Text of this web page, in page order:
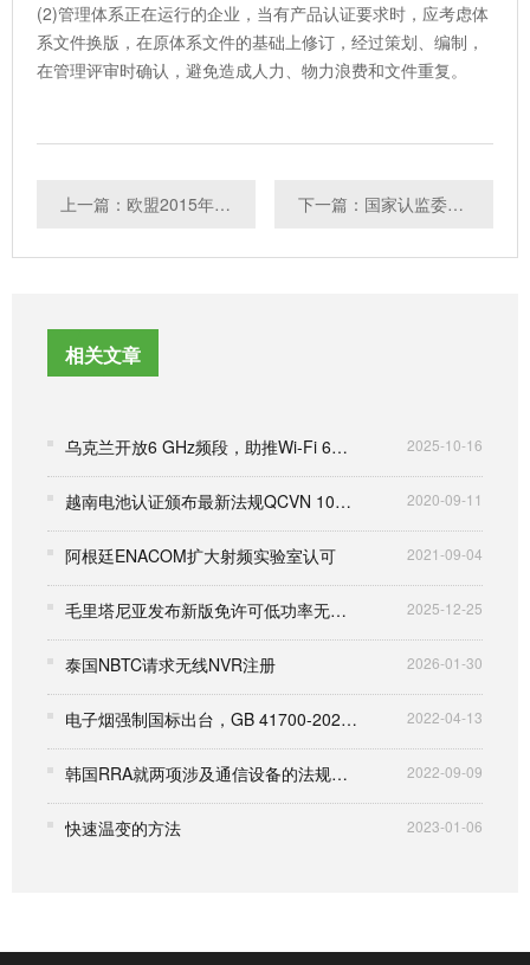
(2)管理体系正在运行的企业，当有产品认证要求时，应考虑体
系文件换版，在原体系文件的基础上修订，经过策划、编制，
在管理评审时确认，避免造成人力、物力浪费和文件重复。
上一篇：欧盟2015年12月21日起对玩具中阻燃剂及双酚A实施更严格限制 下一篇：国家认监委关于转换器和延长线插座产品强制性产品认证要求的公告
相关文章
乌克兰开放6 GHz频段，助推Wi-Fi 6E/7发展 2025-10-16
越南电池认证颁布最新法规QCVN 101:2020/BTTTT 2020-09-11
阿根廷ENACOM扩大射频实验室认可 2021-09-04
毛里塔尼亚发布新版免许可低功率无线电设备管理框架 2025-12-25
泰国NBTC请求无线NVR注册 2026-01-30
电子烟强制国标出台，GB 41700-2022 将于10月1日实施 2022-04-13
韩国RRA就两项涉及通信设备的法规进行修订 2022-09-09
快速温变的方法 2023-01-06